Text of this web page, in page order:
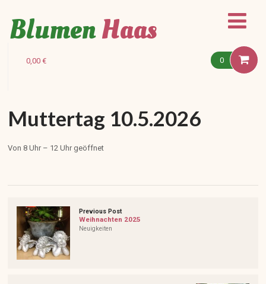
BlumenHaas
0
0,00€
Muttertag 10.5.2026
Von 8 Uhr – 12 Uhr geöffnet
Previous Post
Weihnachten 2025
Neuigkeiten